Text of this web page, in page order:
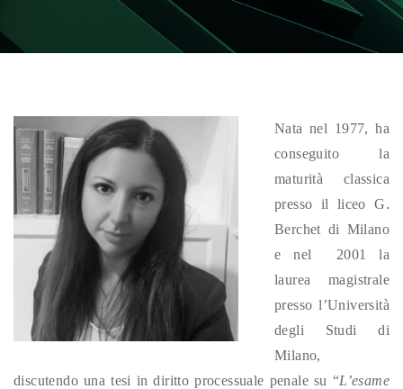
Nata nel 1977, ha
conseguito la
maturità classica
presso il liceo G.
Berchet di Milano
e nel 2001 la
laurea magistrale
presso l’Università
degli Studi di
Milano,
discutendo una tesi in diritto processuale penale su “L’esame